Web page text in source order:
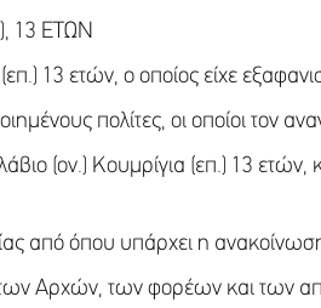
13 ΕΤΩΝ
13 ετών, ο οποίος είχε
πολίτες, οι οποίοι τον
(ον.) Κουμρίγια (επ.) 13 ετών,
από όπου υπάρχει η
Αρχών, των φορέων και των